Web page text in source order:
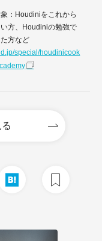
：Houdiniをこれから
方、Houdiniの勉強で
方など
special/houdinicook